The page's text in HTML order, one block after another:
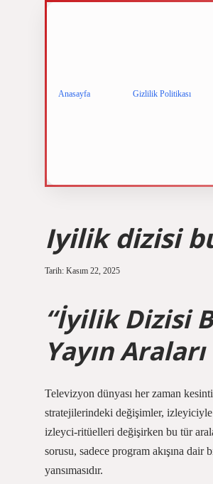
Anasayfa Gizlilik Politikası
Iyilik dizisi
Tarih: Kasım 22, 2025
“İyilik Dizisi
Yayın
Televizyon dünyası her zaman
stratejilerindeki değişimler,
izleyci‑ritüelleri değişirken bu tür
sorusu, sadece program akışına
yansımasıdır.